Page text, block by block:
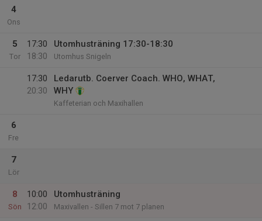
4
Ons
5
Tor
17:30
18:30
Utomhusträning 17:30-18:30
Utomhus Snigeln
17:30
20:30
Ledarutb. Coerver Coach. WHO, WHAT,
WHY
Kaffeterian och Maxihallen
6
Fre
7
Lör
8
Sön
10:00
12:00
Utomhusträning
Maxivallen - Sillen 7 mot 7 planen